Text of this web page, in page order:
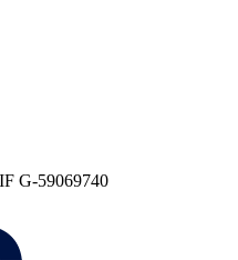
G-59069740